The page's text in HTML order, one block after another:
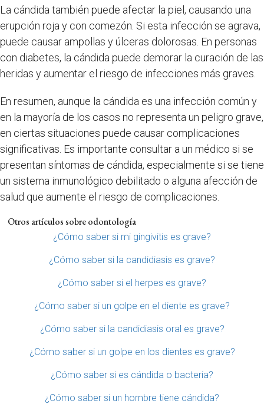
La cándida también puede afectar la piel, causando una
erupción roja y con comezón. Si esta infección se agrava,
puede causar ampollas y úlceras dolorosas. En personas
con diabetes, la cándida puede demorar la curación de las
heridas y aumentar el riesgo de infecciones más graves.
En resumen, aunque la cándida es una infección común y
en la mayoría de los casos no representa un peligro grave,
en ciertas situaciones puede causar complicaciones
significativas. Es importante consultar a un médico si se
presentan síntomas de cándida, especialmente si se tiene
un sistema inmunológico debilitado o alguna afección de
salud que aumente el riesgo de complicaciones.
Otros artículos sobre odontología
¿Cómo saber si mi gingivitis es grave?
¿Cómo saber si la candidiasis es grave?
¿Cómo saber si el herpes es grave?
¿Cómo saber si un golpe en el diente es grave?
¿Cómo saber si la candidiasis oral es grave?
¿Cómo saber si un golpe en los dientes es grave?
¿Cómo saber si es cándida o bacteria?
¿Cómo saber si un hombre tiene cándida?